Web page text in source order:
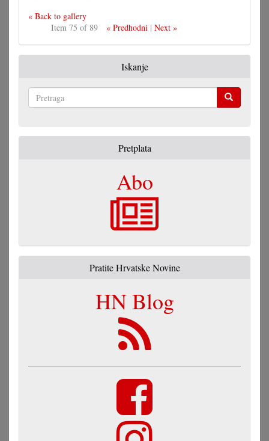
« Back to gallery
Item 75 of 89
« Predhodni| Next »
Iskanje
Pretplata
Abo
Pratite Hrvatske Novine
HN Blog